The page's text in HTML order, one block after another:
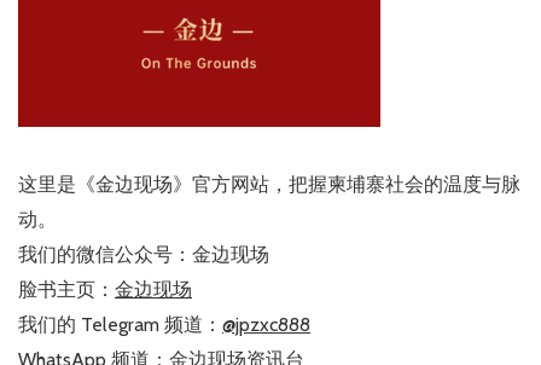
这里是《金边现场》官方网站，把握柬埔寨社会的温度与脉
动。
我们的微信公众号：金边现场
脸书主页： 金边现场
我们的 Telegram 频道： @jpzxc888
WhatsApp 频道： 金边现场资讯台